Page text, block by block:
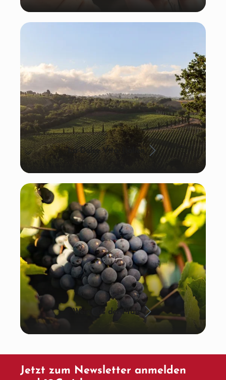
La Dolce Vita: Italien
Wein aus der Pfalz
Jetzt zum Newsletter anmelden